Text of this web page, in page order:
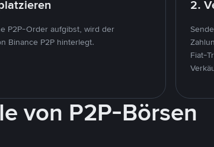
P2P-Order aufgibst, wird der
Binance P2P hinterlegt.
2.
Fiat-
von P2P-Börsen